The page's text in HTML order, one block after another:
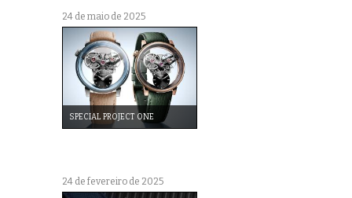
24 de maio de 2025
SPECIAL PROJECT ONE
24 de fevereiro de 2025